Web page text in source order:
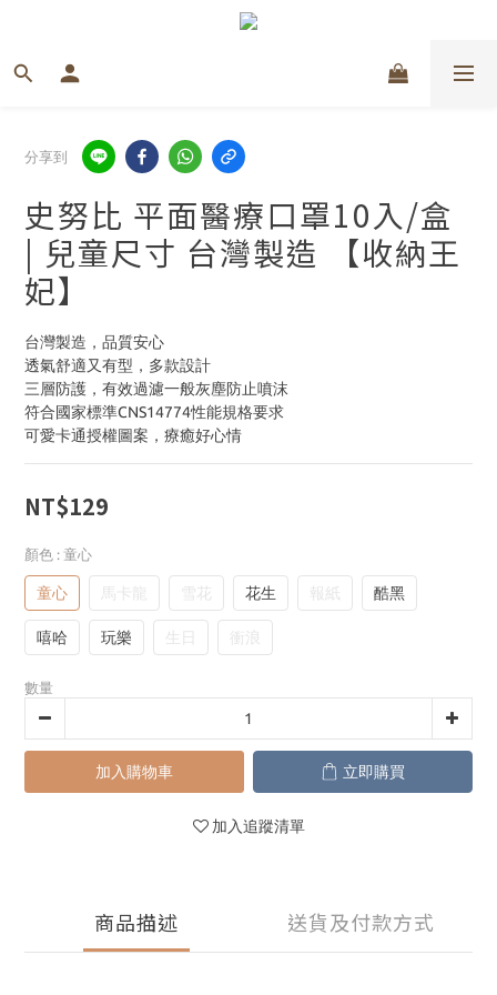
分享到
史努比 平面醫療口罩10入/盒
| 兒童尺寸 台灣製造 【收納王
妃】
台灣製造，品質安心
透氣舒適又有型，多款設計
三層防護，有效過濾一般灰塵防止噴沫
符合國家標準CNS14774性能規格要求
可愛卡通授權圖案，療癒好心情
NT$129
顏色 : 童心
童心 馬卡龍 雪花 花生 報紙 酷黑
嘻哈 玩樂 生日 衝浪
數量
加入購物車 立即購買
加入追蹤清單
商品描述 送貨及付款方式